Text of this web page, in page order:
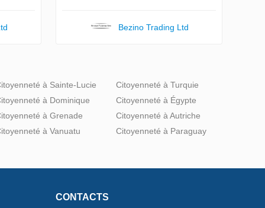
Bezino Trading Ltd
à Sainte-Lucie
à Dominique
à Grenade
à Vanuatu
Citoyenneté à Turquie
Citoyenneté à Égypte
Citoyenneté à Autriche
Citoyenneté à Paraguay
CONTACTS